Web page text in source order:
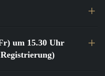
um 15.30 Uhr